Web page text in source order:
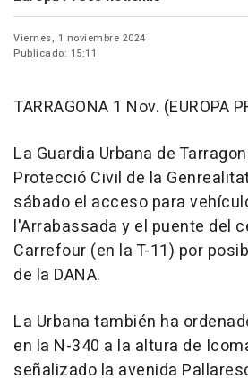
Viernes, 1 noviembre 2024
Publicado: 15:11
TARRAGONA 1 Nov. (EUROPA
La Guardia Urbana de
Protecció Civil de la
sábado el acceso para
l'Arrabassada y el puente del
Carrefour (en la T-11) por
de la DANA.
La Urbana también ha
en la N-340 a la altura de
señalizado la avenida